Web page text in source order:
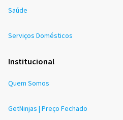
Saúde
Serviços Domésticos
Institucional
Quem Somos
GetNinjas | Preço Fechado